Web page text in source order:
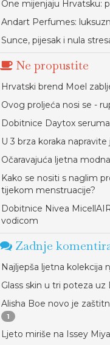
One mijenjaju Hrvatsku:
Andart Perfumes:
Sunce, pijesak i nula
Ne propustite
Hrvatski brend Moel
Ovog proljeća nosi se -
Dobitnice Daytox
U 3 brza koraka
Očaravajuća ljetna
Kako se nositi s naglim
tijekom menstruacije?
Dobitnice Nivea
vodicom
Zadnje
Najljepša ljetna kolekcija
Glass skin u tri poteza
Alisha Boe novo je
1
Ljeto miriše na Issey